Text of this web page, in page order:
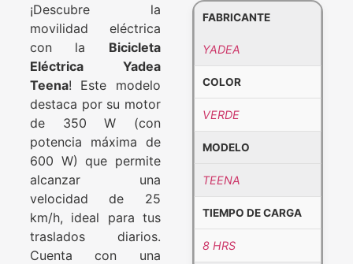
¡Descubre la
movilidad eléctrica
con la Bicicleta
Eléctrica Yadea
Teena! Este modelo
destaca por su motor
de 350 W (con
potencia máxima de
600 W) que permite
alcanzar una
velocidad de 25
km/h, ideal para tus
traslados diarios.
Cuenta con una
FABRICANTE
YADEA
COLOR
VERDE
MODELO
TEENA
TIEMPO DE CARGA
8 HRS